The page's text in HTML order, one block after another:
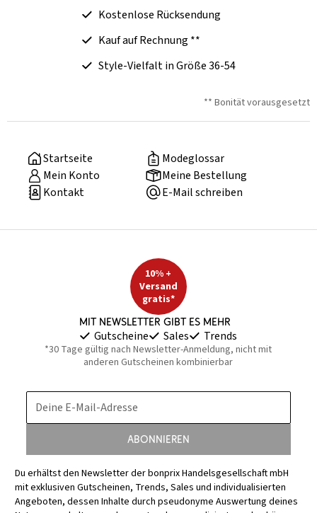
Kostenlose Rücksendung
Kauf auf Rechnung **
Style-Vielfalt in Größe 36-54
** Bonität vorausgesetzt
Startseite
Modeglossar
Mein Konto
Meine Bestellung
Kontakt
E-Mail schreiben
10% +
Versand
gratis*
Mit Newsletter gibt es mehr
Gutscheine Sales Trends
*30 Tage gültig nach Newsletter-Anmeldung, nicht mit
anderen Gutscheinen kombinierbar
Deine E-Mail-Adresse
Abonnieren
Du erhältst den Newsletter der bonprix Handelsgesellschaft mbH
mit exklusiven Gutscheinen, Trends, Sales und individualisierten
Angeboten, dessen Inhalte durch pseudonyme Auswertung deines